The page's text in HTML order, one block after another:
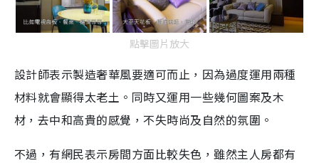
點擊圖片放大
設計師表示製造奢華風要適可而止，因為過度運用兩種
材料就會顯得太老土。同時又運用一些幾何圖案及木
材，去中和高貴的感覺，不失時尚及自然的氛圍。
不過，有網民表示房間方面比較失色，雖然主人房都有